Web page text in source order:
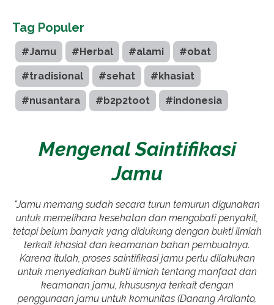
Tag Populer
#Jamu #Herbal #alami #obat
#tradisional #sehat #khasiat
#nusantara #b2p2toot #indonesia
Mengenal Saintifikasi
Jamu
"Jamu memang sudah secara turun temurun digunakan
untuk memelihara kesehatan dan mengobati penyakit,
tetapi belum banyak yang didukung dengan bukti ilmiah
terkait khasiat dan keamanan bahan pembuatnya.
Karena itulah, proses saintifikasi jamu perlu dilakukan
untuk menyediakan bukti ilmiah tentang manfaat dan
keamanan jamu, khususnya terkait dengan
penggunaan jamu untuk komunitas (Danang Ardianto,